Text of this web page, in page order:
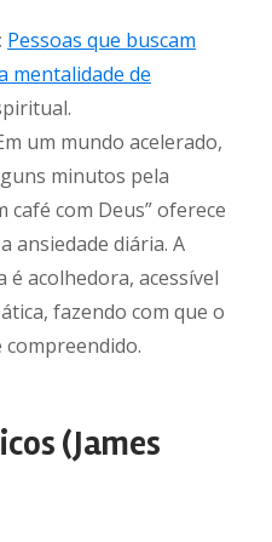
Pessoas que buscam
mentalidade de
um mundo acelerado,
minutos pela
café com Deus” oferece
ansiedade diária. A
acolhedora, acessível
fazendo com que o
(James